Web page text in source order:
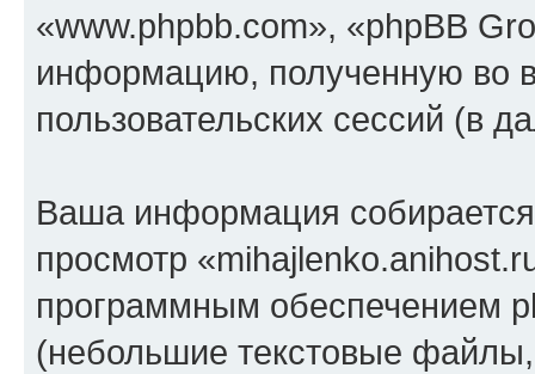
«www.phpbb.com», «phpBB
информацию, полученную во
пользовательских сессий (в
Ваша информация
просмотр
программным обеспечением
(небольшие текстовые